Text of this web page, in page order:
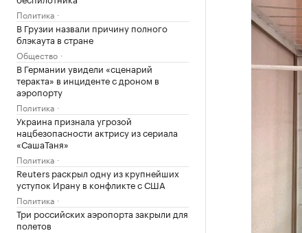
Политика
В Грузии назвали причину полного
блэкаута в стране
Общество
В Германии увидели «сценарий
теракта» в инциденте с дроном в
аэропорту
Политика
Украина признала угрозой
нацбезопасности актрису из сериала
«СашаТаня»
Политика
Reuters раскрыл одну из крупнейших
уступок Ирану в конфликте с США
Политика
Три российских аэропорта закрыли для
полетов